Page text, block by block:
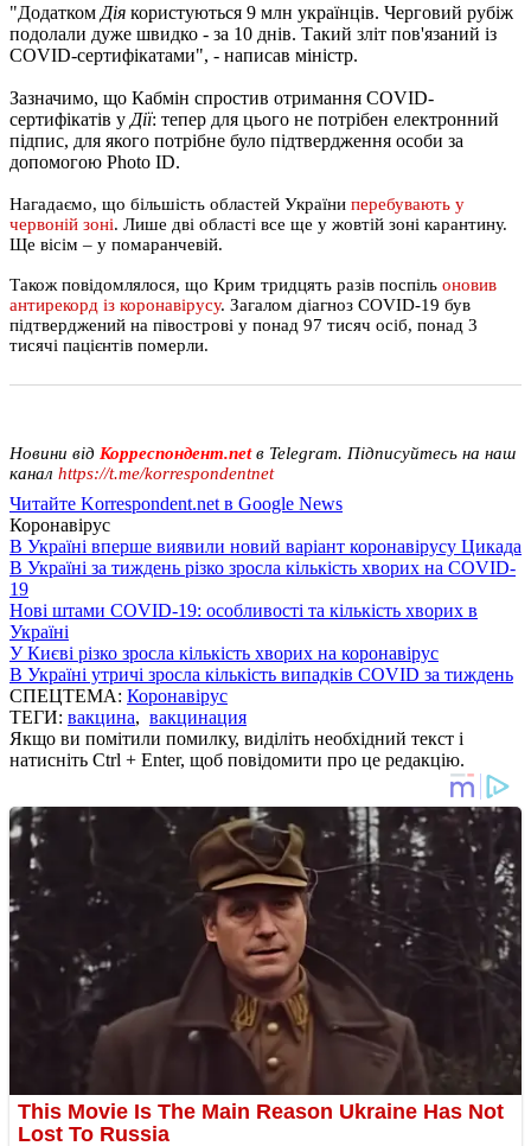
"Додатком Дія користуються 9 млн українців. Черговий рубіж
подолали дуже швидко - за 10 днів. Такий зліт пов'язаний із
COVID-сертифікатами", - написав міністр.
Зазначимо, що Кабмін спростив отримання COVID-
сертифікатів у Дії: тепер для цього не потрібен електронний
підпис, для якого потрібне було підтвердження особи за
допомогою Photo ID.
Нагадаємо, що більшість областей України перебувають у
червоній зоні. Лише дві області все ще у жовтій зоні карантину.
Ще вісім – у помаранчевій.
Також повідомлялося, що Крим тридцять разів поспіль оновив
антирекорд із коронавірусу. Загалом діагноз COVID-19 був
підтверджений на півострові у понад 97 тисяч осіб, понад 3
тисячі пацієнтів померли.
Новини від Корреспондент.netв Telegram. Підписуйтесь на наш
канал https://t.me/korrespondentnet
Читайте Korrespondent.net в Google News
Коронавірус
В Україні вперше виявили новий варіант коронавірусу Цикада
В Україні за тиждень різко зросла кількість хворих на COVID-
19
Нові штами COVID-19: особливості та кількість хворих в
Україні
У Києві різко зросла кількість хворих на коронавірус
В Україні утричі зросла кількість випадків COVID за тиждень
СПЕЦТЕМА: Коронавірус
ТЕГИ: вакцина, вакцинация
Якщо ви помітили помилку, виділіть необхідний текст і
натисніть Ctrl + Enter, щоб повідомити про це редакцію.